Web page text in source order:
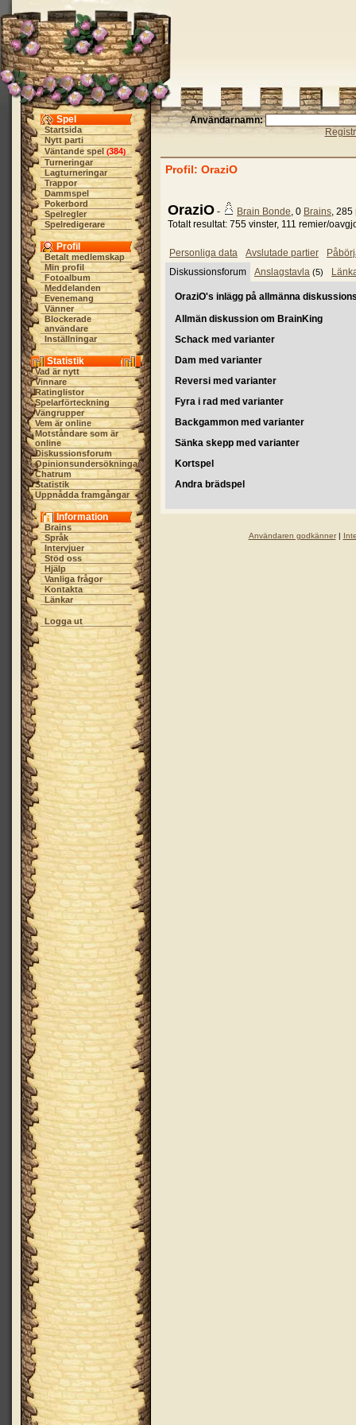
Spel
Startsida
Nytt parti
Väntande spel (384)
Turneringar
Lagturneringar
Trappor
Dammspel
Pokerbord
Spelregler
Spelredigerare
Profil
Betalt medlemskap
Min profil
Fotoalbum
Meddelanden
Evenemang
Vänner
Blockerade
användare
Inställningar
Statistik
Vad är nytt
Vinnare
Ratinglistor
Spelarförteckning
Vängrupper
Vem är online
Motståndare som är
online
Diskussionsforum
Opinionsundersökningar
Chatrum
Statistik
Uppnådda framgångar
Information
Brains
Språk
Intervjuer
Stöd oss
Hjälp
Vanliga frågor
Kontakta
Länkar
Logga ut
Användarnamn:
Profil: OraziO
OraziO - Brain Bonde, 0 Brains, 285
Totalt resultat: 755 vinster, 111 remier/
Personliga data Avslutade partier
Diskussionsforum
Anslagstavla (5)
OraziO's inlägg på allmänna
Allmän diskussion om BrainKing
Schack med varianter
Dam med varianter
Reversi med varianter
Fyra i rad med varianter
Backgammon med varianter
Sänka skepp med varianter
Kortspel
Andra brädspel
Användaren godkänner|